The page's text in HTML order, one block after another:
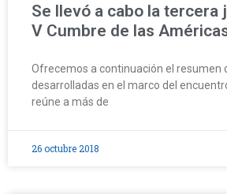
Se llevó a cabo la tercera
V Cumbre de las
Ofrecemos a continuación el resumen
desarrolladas en el marco del
reúne a más de
26 octubre 2018